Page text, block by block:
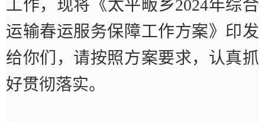
工作，现将《太平畈乡2024年综合
运输春运服务保障工作方案》印发
给你们，请按照方案要求，认真抓
好贯彻落实。